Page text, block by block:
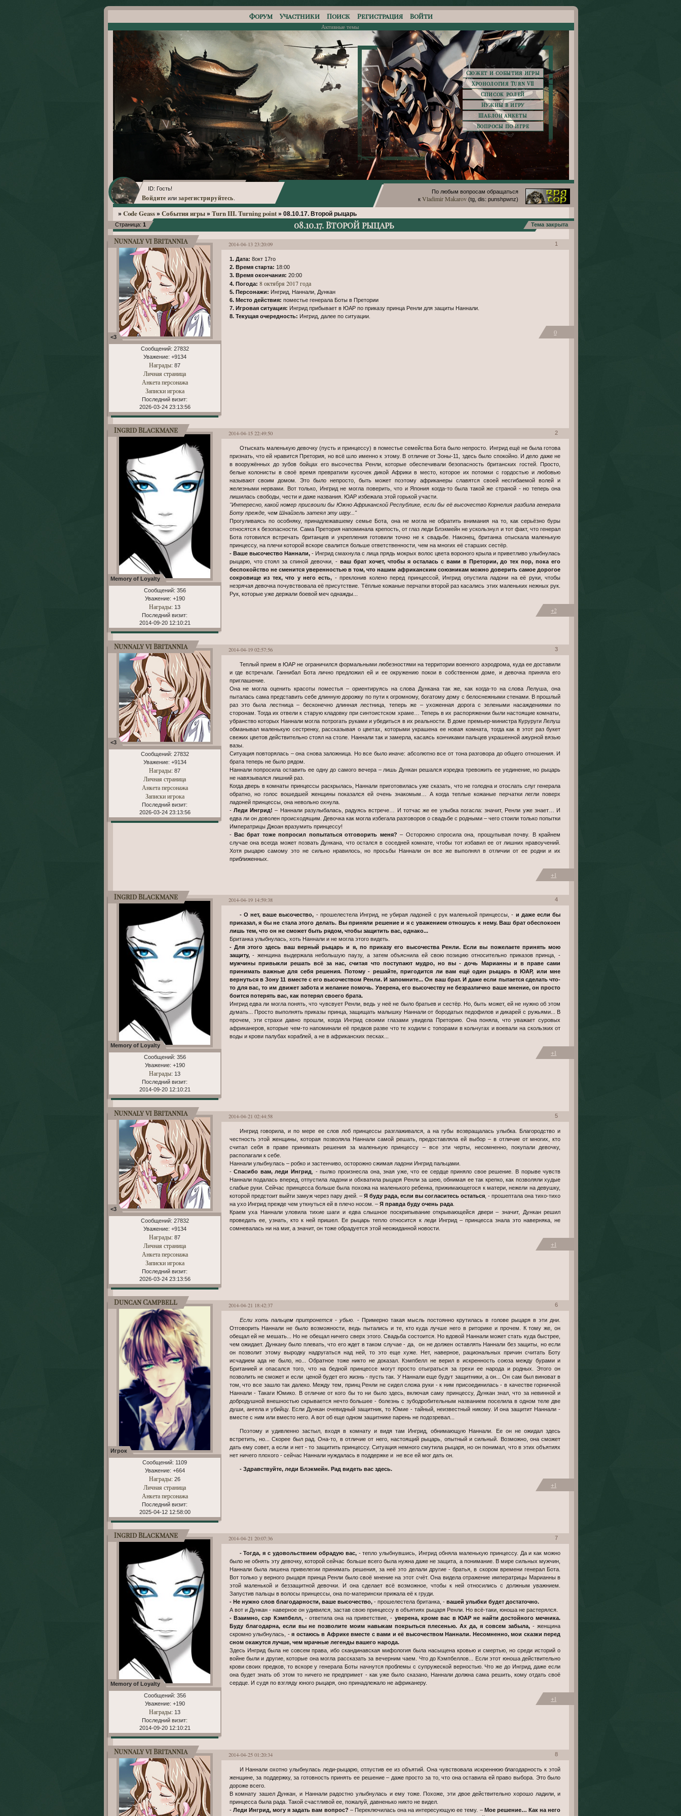
Сюжет и события игры
Хронология Turn VII
Список ролей
Нужны в игру
Шаблон анкеты
Вопросы по игре
По любым вопросам обращаться
к Vladimir Makarov (tg, dis: punshpwnz)
Форум Участники Поиск Регистрация Войти
Активные темы
ID: Гость!
Войдите или зарегистрируйтесь
» Code Geass » События игры » Turn III. Turning point » 08.10.17. Второй рыцарь
08.10.17. Второй рыцарь
Страница: 1 Тема закрыта
1
2014-04-13 23:20:09
Nunnaly vi Britannia
<3
Сообщений: 27832
Уважение: +9134
Награды: 87
Личная страница
Анкета персонажа
Записки игрока
Последний визит:
2026-03-24 23:13:56
1. Дата: 8окт 17го
2. Время старта: 18:00
3. Время окончания: 20:00
4. Погода: 8 октября 2017 года
5. Персонажи: Ингрид, Наннали, Дункан
6. Место действия: поместье генерала Боты в Претории
7. Игровая ситуация: Ингрид прибывает в ЮАР по приказу принца Ренли для защиты Наннали.
8. Текущая очередность: Ингрид, далее по ситуации.
0
2
2014-04-15 22:49:50
Ingrid Blackmane
Memory of Loyalty
Сообщений: 356
Уважение: +190
Награды: 13
Последний визит:
2014-09-20 12:10:21
Отыскать маленькую девочку (пусть и принцессу) в поместье семейства Бота было непросто. Ингрид ещё не была готова
признать, что ей нравится Претория, но всё шло именно к этому. В отличие от Зоны-11, здесь было спокойно. И дело даже не
в вооружённых до зубов бойцах его высочества Ренли, которые обеспечивали безопасность британских гостей. Просто,
белые колонисты в своё время превратили кусочек дикой Африки в место, которое их потомки с гордостью и любовью
называют своим домом. Это было непросто, быть может поэтому африканеры славятся своей несгибаемой волей и
железными нервами. Вот только, Ингрид не могла поверить, что и Япония когда-то была такой же страной - но теперь она
лишилась свободы, чести и даже названия. ЮАР избежала этой горькой участи.
"Интересно, какой номер присвоили бы Южно Африканской Республике, если бы её высочество Корнелия разбила генерала
Боту прежде, чем Шнайзель затеял эту игру..."
Прогуливаясь по особняку, принадлежавшему семье Бота, она не могла не обратить внимания на то, как серьёзно буры
относятся к безопасности. Сама Претория напоминала крепость, от глаз леди Блэкмейн не ускользнул и тот факт, что генерал
Бота готовился встречать британцев и укрепления готовили точно не к свадьбе. Наконец, британка отыскала маленькую
принцессу, на плечи которой вскоре свалится больше ответственности, чем на многих её старших сестёр.
- Ваше высочество Наннали,- Ингрид смахнула с лица прядь мокрых волос цвета вороного крыла и приветливо улыбнулась
рыцарю, что стоял за спиной девочки, -ваш брат хочет, чтобы я осталась с вами в Претории, до тех пор, пока его
беспокойство не сменится уверенностью в том, что нашим африканским союзникам можно доверить самое дорогое
сокровище из тех, что у него есть, - преклонив колено перед принцессой, Ингрид опустила ладони на её руки, чтобы
незрячая девочка почувствовала её присутствие. Тёплые кожаные перчатки второй раз касались этих маленьких нежных рук.
Рук, которые уже держали боевой меч однажды...
+2
3
2014-04-19 02:57:56
Nunnaly vi Britannia
<3
Сообщений: 27832
Уважение: +9134
Награды: 87
Личная страница
Анкета персонажа
Записки игрока
Последний визит:
2026-03-24 23:13:56
Теплый прием в ЮАР не ограничился формальными любезностями на территории военного аэродрома, куда ее доставили
и где встречали. Ганнибал Бота лично предложил ей и ее окружению покои в собственном доме, и девочка приняла его
приглашение.
Она не могла оценить красоты поместья – ориентируясь на слова Дункана так же, как когда-то на слова Лелуша, она
пыталась сама представить себе длинную дорожку по пути к огромному, богатому дому с белоснежными стенами. В прошлый
раз это была лестница – бесконечно длинная лестница, теперь же – ухоженная дорога с зелеными насаждениями по
сторонам. Тогда их отвели к старую кладовку при синтоистском храме… Теперь в их распоряжении были настоящие комнаты,
убранство которых Наннали могла потрогать руками и убедиться в их реальности. В доме премьер-министра Куруруги Лелуш
обманывал маленькую сестренку, рассказывая о цветах, которыми украшена ее новая комната, тогда как в этот раз букет
свежих цветов действительно стоял на столе. Наннали так и замерла, касаясь кончиками пальцев украшенной ажурной вязью
вазы.
Ситуация повторялась – она снова заложница. Но все было иначе: абсолютно все от тона разговора до общего отношения. И
брата теперь не было рядом.
Наннали попросила оставить ее одну до самого вечера – лишь Дункан решался изредка тревожить ее уединение, но рыцарь
не навязывался лишний раз.
Когда дверь в комнаты принцессы раскрылась, Наннали приготовилась уже сказать, что не голодна и отослать слуг генерала
обратно, но голос вошедшей женщины показался ей очень знакомым… А когда теплые кожаные перчатки легли поверх
ладоней принцессы, она невольно охнула.
- Леди Ингрид! – Наннали разулыбалась, радуясь встрече… И тотчас же ее улыбка погасла: значит, Ренли уже знает… И
едва ли он доволен происходящим. Девочка как могла избегала разговоров о свадьбе с родными – чего стоили только попытки
Императрицы Джоан вразумить принцессу!
-Вас брат тоже попросил попытаться отговорить меня? – Осторожно спросила она, прощупывая почву. В крайнем
случае она всегда может позвать Дункана, что остался в соседней комнате, чтобы тот избавил ее от лишних нравоучений.
Хотя рыцарю самому это не сильно нравилось, но просьбы Наннали он все же выполнял в отличии от ее родни и их
приближенных.
+1
4
2014-04-19 14:59:38
Ingrid Blackmane
Memory of Loyalty
Сообщений: 356
Уважение: +190
Награды: 13
Последний визит:
2014-09-20 12:10:21
- О нет, ваше высочество, - прошелестела Ингрид, не убирая ладоней с рук маленькой принцессы, - и даже если бы
приказал, я бы не стала этого делать. Вы приняли решение и я с уважением отношусь к нему. Ваш брат обеспокоен
лишь тем, что он не сможет быть рядом, чтобы защитить вас, однако...
Британка улыбнулась, хоть Наннали и не могла этого видеть.
- Для этого здесь ваш верный рыцарь и я, по приказу его высочества Ренли. Если вы пожелаете принять мою
защиту,- женщина выдержала небольшую паузу, а затем объяснила ей свою позицию относительно приказов принца, -
мужчины привыкли решать всё за нас, считая что поступают мудро, но вы - дочь Марианны и в праве сами
принимать важные для себя решения. Потому - решайте, пригодится ли вам ещё один рыцарь в ЮАР, или мне
вернуться в Зону 11 вместе с его высочеством Ренли. И запомните... Он ваш брат. И даже если пытается сделать что-
то для вас, то им движет забота и желание помочь. Уверена, его высочеству не безразлично ваше мнение, он просто
боится потерять вас, как потерял своего брата.
Ингрид едва ли могла понять, что чувсвует Ренли, ведь у неё не было братьев и сестёр. Но, быть может, ей не нужно об этом
думать... Просто выполнять приказы принца, защищать малышку Наннали от бородатых педофилов и дикарей с ружьями... В
прочем, эти страхи давно прошли, когда Ингрид своими глазами увидела Преторию. Она поняла, что уважает суровых
африканеров, которые чем-то напоминали её предков разве что те ходили с топорами в кольчугах и воевали на скользких от
воды и крови палубах кораблей, а не в африканских песках...
+1
5
2014-04-21 02:44:58
Nunnaly vi Britannia
<3
Сообщений: 27832
Уважение: +9134
Награды: 87
Личная страница
Анкета персонажа
Записки игрока
Последний визит:
2026-03-24 23:13:56
Ингрид говорила, и по мере ее слов лоб принцессы разглаживался, а на губы возвращалась улыбка. Благородство и
честность этой женщины, которая позволяла Наннали самой решать, предоставляла ей выбор – в отличие от многих, кто
считал себя в праве принимать решения за маленькую принцессу – все эти черты, несомненно, покупали девочку,
располагали к себе.
Наннали улыбнулась – робко и застенчиво, осторожно сжимая ладони Ингрид пальцами.
-Спасибо вам, леди Ингрид , - пылко произнесла она, зная уже, что ее сердце приняло свое решение. В порыве чувств
Наннали подалась вперед, отпустила ладони и обхватила рыцаря Ренли за шею, обнимая ее так крепко, как позволяли худые
слабые руки. Сейчас принцесса больше была похожа на маленького ребенка, прижимающегося к матери, нежели на девушку,
которой предстоит выйти замуж через пару дней. – Я буду рада, если вы согласитесь остаться , - прошептала она тихо-тихо
на ухо Ингрид прежде чем уткнуться ей в плечо носом. – Я правда буду очень рада.
Краем уха Наннали уловила тихие шаги и едва слышное поскрипывание открывающейся двери – значит, Дункан решил
проведать ее, узнать, кто к ней пришел. Ее рыцарь тепло относится к леди Ингрид – принцесса знала это наверняка, не
сомневалась ни на миг, а значит, он тоже обрадуется этой неожиданной новости.
+1
6
2014-04-21 18:42:37
Duncan Campbell
Игрок
Сообщений: 1109
Уважение: +664
Награды: 26
Личная страница
Анкета персонажа
Последний визит:
2025-04-12 12:58:00
Если хоть пальцем притронется - убью.
- Примерно такая мысль постоянно крутилась в голове рыцаря в эти дни.
Отговорить Наннали не было возможности, ведь пытались и те, кто куда лучше него в риторике и прочем. К тому же, он
обещал ей не мешать... Но не обещал ничего сверх этого. Свадьба состоится. Но вдовой Наннали может стать куда быстрее,
чем ожидает. Дункану было плевать, что его ждет в таком случае - да, он не должен оставлять Наннали без защиты, но если
он позволит этому выродку надругаться над ней, то это еще хуже. Нет, наверное, рациональных причин считать Боту
исчадием ада не было, но... Обратное тоже никто не доказал. Кэмпбелл не верил в искренность союза между бурами и
Британией и опасался того, что на бедной принцессе могут просто отыграться за грехи ее народа и родных. Этого он
позволить не сможет и если ценой будет его жизнь - пусть так. У Наннали еще будут защитники, а он... Он сам был виноват в
том, что все зашло так далеко. Между тем, принц Ренли не сидел сложа руки - к ним присоединилась - в качестве горничной
Наннали - Такаги Юмико. В отличие от кого бы то ни было здесь, включая саму принцессу, Дункан знал, что за невинной и
добродушной внешностью скрывается нечто большее - болезнь с зубодробительным названием поселила в одном теле две
души, ангела и убийцу. Если Дункан очевидный защитник, то Юмие - тайный, неизвестный никому. И она защитит Наннали -
вместе с ним или вместо него. А вот об еще одном защитнике парень не подозревал...
Поэтому и удивленно застыл, входя в комнату и видя там Ингрид, обнимающую Наннали. Ее он не ожидал здесь
встретить, но... Скорее был рад. Она-то, в отличие от него, настоящий рыцарь, опытный и сильный. Возможно, она сможет
дать ему совет, а если и нет - то защитить принцессу. Ситуация немного смутила рыцаря, но он понимал, что в этих объятиях
нет ничего плохого - сейчас Наннали нуждалась в поддержке и не все ей мог дать он.
- Здравствуйте, леди Блэкмейн. Рад видеть вас здесь.
+1
7
2014-04-21 20:07:36
Ingrid Blackmane
Memory of Loyalty
Сообщений: 356
Уважение: +190
Награды: 13
Последний визит:
2014-09-20 12:10:21
- Тогда, я с удовольствием обрадую вас,- тепло улыбнувшись, Ингрид обняла маленькую принцессу. Да и как можно
было не обнять эту девочку, которой сейчас больше всего была нужна даже не защита, а понимание. В мире сильных мужчин,
Наннали была лишена привелегии принимать решения, за неё это делали другие - братья, в скором времени генерал Бота.
Вот только у верного рыцаря принца Ренли было своё мнение на этот счёт. Она видела отражение императрицы Марианны в
этой маленькой и беззащитной девочки. И она сделает всё возможное, чтобы к ней относились с должным уважнием.
Запустив пальцы в волосы принцессы, она по-матерински прижала её к груди.
- Не нужно слов благодарности, ваше высочество,- прошелестела британка, - вашей улыбки будет достаточно.
А вот и Дункан - наверное он удивился, застав свою принцессу в объятиях рыцаря Ренли. Но всё-таки, юноша не растерялся.
- Взаимно, сэр Кэмпбелл,- ответила она на приветствие, - уверена, кроме вас в ЮАР не найти достойного мечника.
Буду благодарна, если вы не позволите моим навыкам покрыться плесенью. Ах да, я совсем забыла, - женщина
скромно улыбнулась, -я остаюсь в Африке вместе с вами и её высочеством Наннали. Несомненно, мои сказки перед
сном окажутся лучше, чем мрачные легенды вашего народа.
Здесь Ингрид была не совсем права, ибо скандинавская мифология была насыщена кровью и смертью, но среди историй о
войне были и другие, которые она могла рассказать за вечерним чаем. Что до Кэмпбеллов... Если этот юноша действительно
крови своих предков, то вскоре у генерала Боты начнутся проблемы с супружеской верностью. Что же до Ингрид, даже если
она будет знать об этом то ничего не предпримет - как уже было сказано, Наннали должна сама решить, кому отдать своё
сердце. И судя по взгляду юного рыцаря, оно принадлежало не африканеру.
+1
8
2014-04-25 01:20:34
Nunnaly vi Britannia
И Наннали охотно улыбнулась леди-рыцарю, отпустив ее из объятий. Она чувствовала искреннюю благодарность к этой
женщине, за поддержку, за готовность принять ее решение – даже просто за то, что она оставила ей право выбора. Это было
дороже всего.
В комнату зашел Дункан, и Наннали радостно улыбнулась и ему тоже. Похоже, эти двое действительно хорошо ладили, и
принцесса была рада. Такой счастливой ее, пожалуй, давненько никто не видел.
- Леди Ингрид, могу я задать вам вопрос? – Переключилась она на интересующую ее тему. – Мое решение… Как на него